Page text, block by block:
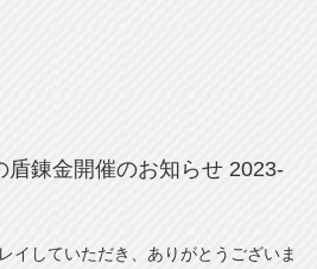
盾錬金開催のお知らせ 2023-
イしていただき、ありがとうございま